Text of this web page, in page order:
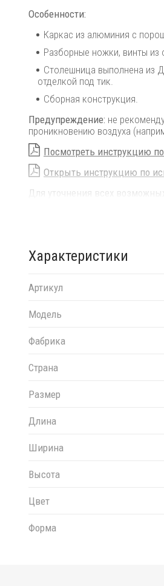
Особенности:
Каркас из алюминия с
Разборные ножки, винты из
Столешница выполнена из
отделкой под тик.
Сборная конструкция.
Предупреждение: не
проникновению воздуха
Посмотреть инструкцию
Открыть инструкцию по
Для уточнения всех
Характеристики
Артикул
Модель
Фабрика
Страна
Размер
Длина
Ширина
Высота
Цвет
Форма